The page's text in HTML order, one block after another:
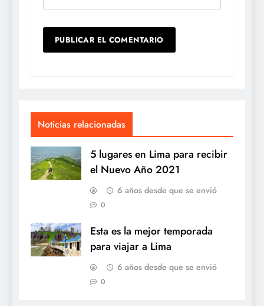
Noticias relacionadas
5 lugares en Lima para recibir
el Nuevo Año 2021
6 años desde que se envió
0
Esta es la mejor temporada
para viajar a Lima
6 años desde que se envió
0